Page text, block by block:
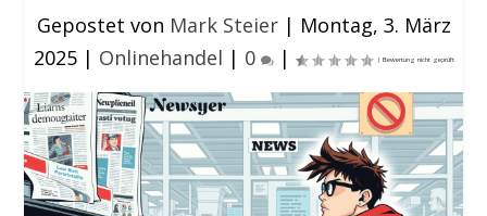
Gepostet von Mark Steier| Montag, 3. März
2025| Onlinehandel | 0 |